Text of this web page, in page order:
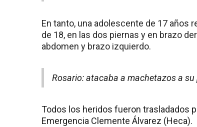
En tanto, una adolescente de 17 años
de 18, en las dos piernas y en brazo
abdomen y brazo izquierdo.
Rosario: atacaba a machetazos a
Todos los heridos fueron trasladados
Emergencia Clemente Álvarez (Heca).